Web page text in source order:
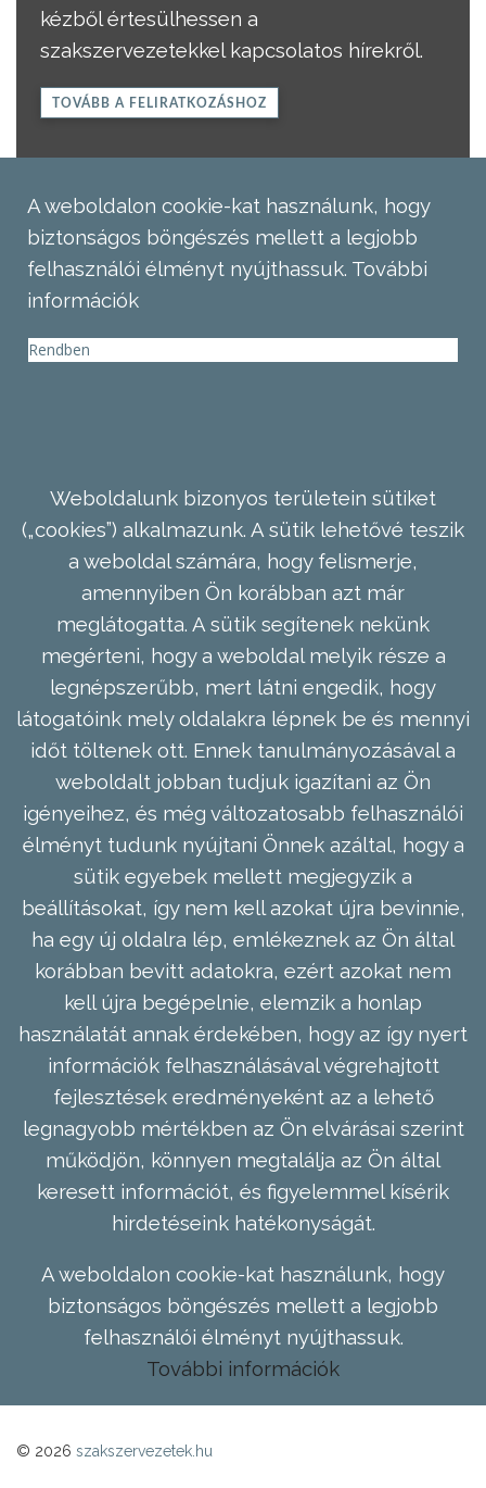
kézből értesülhessen a
szakszervezetekkel kapcsolatos hírekről.
TOVÁBB A FELIRATKOZÁSHOZ
A weboldalon cookie-kat használunk, hogy
biztonságos böngészés mellett a legjobb
felhasználói élményt nyújthassuk. További
információk
Rendben
Weboldalunk bizonyos területein sütiket
(„cookies”) alkalmazunk. A sütik lehetővé teszik
a weboldal számára, hogy felismerje,
amennyiben Ön korábban azt már
meglátogatta. A sütik segítenek nekünk
megérteni, hogy a weboldal melyik része a
legnépszerűbb, mert látni engedik, hogy
látogatóink mely oldalakra lépnek be és mennyi
időt töltenek ott. Ennek tanulmányozásával a
weboldalt jobban tudjuk igazítani az Ön
igényeihez, és még változatosabb felhasználói
élményt tudunk nyújtani Önnek azáltal, hogy a
sütik egyebek mellett megjegyzik a
beállításokat, így nem kell azokat újra bevinnie,
ha egy új oldalra lép, emlékeznek az Ön által
korábban bevitt adatokra, ezért azokat nem
kell újra begépelnie, elemzik a honlap
használatát annak érdekében, hogy az így nyert
információk felhasználásával végrehajtott
fejlesztések eredményeként az a lehető
legnagyobb mértékben az Ön elvárásai szerint
működjön, könnyen megtalálja az Ön által
keresett információt, és figyelemmel kísérik
hirdetéseink hatékonyságát.
A weboldalon cookie-kat használunk, hogy
biztonságos böngészés mellett a legjobb
felhasználói élményt nyújthassuk.
További információk
© 2026 szakszervezetek.hu